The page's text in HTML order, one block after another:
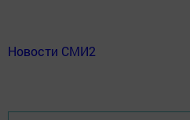
Новости СМИ2